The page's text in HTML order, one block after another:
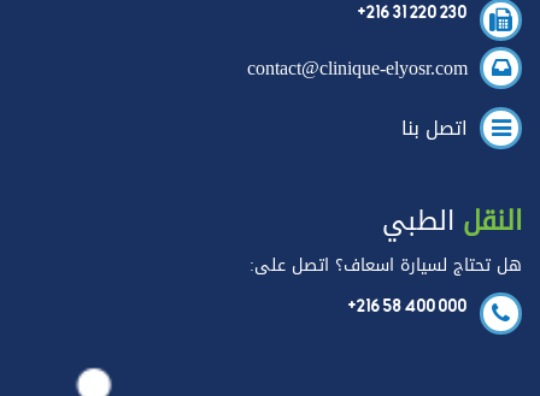
+216 31 220 230
contact@clinique-elyosr.com
اتصل بنا
النقل الطبي
هل تحتاج لسيارة اسعاف؟ اتصل على:
+216 58 400 000